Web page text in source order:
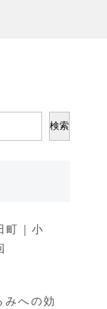
検索
町｜小
への効